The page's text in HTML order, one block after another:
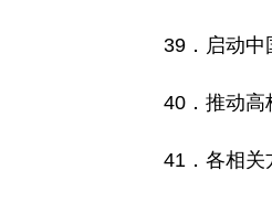
39．启动中
40．推动高
41．各相关